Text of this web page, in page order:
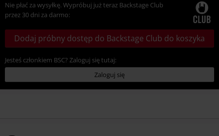
Nie płać za wysyłkę. Wypróbuj już teraz Backstage Club
przez 30 dni za darmo:
Dodaj próbny dostęp do Backstage Club do koszyka
Jesteś członkiem BSC? Zaloguj się tutaj:
Zaloguj się